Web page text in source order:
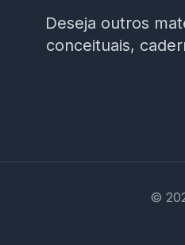
Deseja outros
conceituais,
©